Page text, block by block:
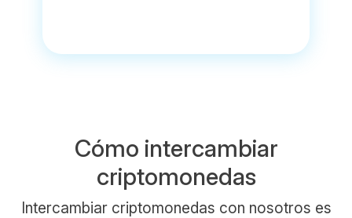
Cómo intercambiar
criptomonedas
Intercambiar criptomonedas con nosotros es